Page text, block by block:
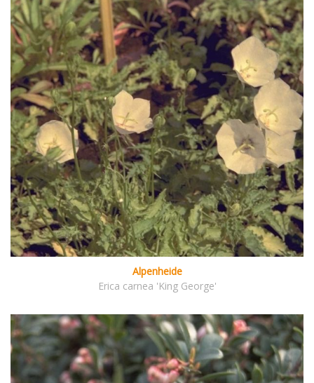
Alpenheide
Erica carnea 'King George'